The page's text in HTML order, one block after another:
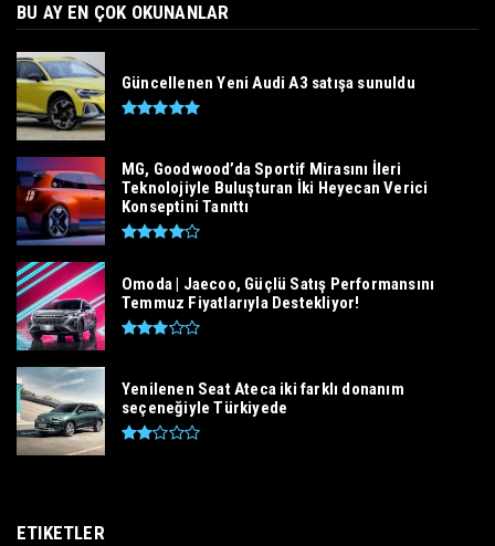
BU AY EN ÇOK OKUNANLAR
Güncellenen Yeni Audi A3 satışa sunuldu
MG, Goodwood’da Sportif Mirasını İleri
Teknolojiyle Buluşturan İki Heyecan Verici
Konseptini Tanıttı
Omoda | Jaecoo, Güçlü Satış Performansını
Temmuz Fiyatlarıyla Destekliyor!
Yenilenen Seat Ateca iki farklı donanım
seçeneğiyle Türkiyede
ETIKETLER